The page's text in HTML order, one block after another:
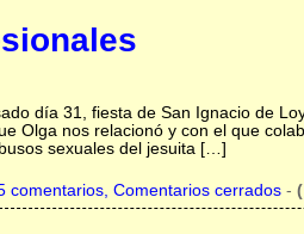
día 31, fiesta de San Ignacio de
Olga nos relacionó y con el que
sexuales del jesuita […]
comentarios, Comentarios cerrados-